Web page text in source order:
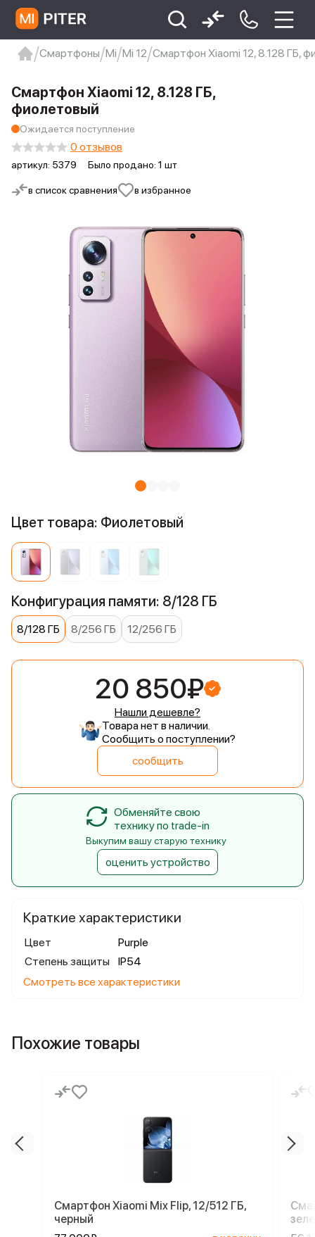
Xiaomi 9 про
xiaomi redmi 12c
Смартфоны Mi Mi 12 Смартфон Xiaomi 12, 8.128 ГБ,
в список сравнения в избранное
Смартфон Xiaomi 12, 8.128 ГБ,
фиолетовый
Ожидается поступление
артикул: 5379 Было продано: 1 шт
0 отзывов
Краткие характеристики
Цвет
Purple
Степень защиты
IP54
Смотреть все характеристики
Цвет товара: Фиолетовый
Конфигурация памяти: 8/128 ГБ
8/128 ГБ 8/256 ГБ 12/256 ГБ
20 850₽
Нашли дешевле?
Товара нет в наличии.
Сообщить о поступлении?
сообщить
Обменяйте свою
технику по trade-in
Выкупим вашу старую технику
оценить устройство
Похожие товары
Смартфон Xiaomi Mix Flip, 12/512 ГБ,
черный